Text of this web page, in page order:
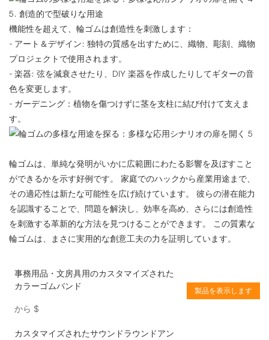
5. 創造的で型破りな用途
機能性を超えて、輪ゴムは創造性を刺激します：
- アート＆デザイン: 独特の質感を出すために、織物、彫刻、織物
プロジェクトで使用されます。
- 楽器: 弦を減衰させたり、DIY 楽器を作成したりしてギターの音
色を変更します。
- ガーデニング：植物を傷つけずに茎を支柱に結び付けて支えま
す。
輪ゴムは、単純な発明がいかに広範囲にわたる影響を及ぼすこと
ができるかを示す好例です。 家庭でのハックから産業用途まで、
その適応性は新たな可能性を広げ続けています。 彼らの潜在能力
を認識することで、問題を解決し、効率を高め、さらには創造性
を刺激する革新的な方法を見つけることができます。 この質素な
輪ゴムは、まさに実用的な創意工夫の力を証明しています。
事務用品・文房具用のカスタマイズされた
カラーゴムバンド
から $
製品を表示します
カスタマイズされたサウンドラウンドアン